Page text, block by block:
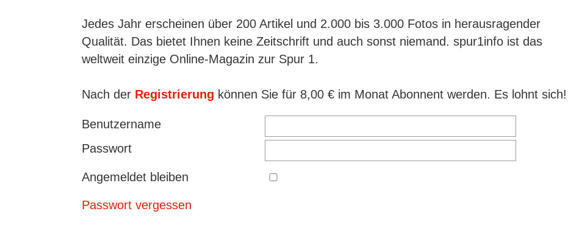
Jedes Jahr erscheinen über 200 Artikel und 2.000 bis 3.000 Fotos in herausragender
Qualität. Das bietet Ihnen keine Zeitschrift und auch sonst niemand. spur1info ist das
weltweit einzige Online-Magazin zur Spur 1.
Nach der Registrierung können Sie für 8,00 € im Monat Abonnent werden. Es lohnt sich!
Benutzername
Passwort
Angemeldet bleiben
Passwort vergessen